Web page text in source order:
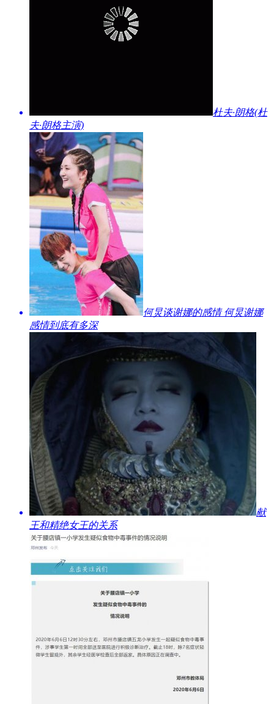
​杜夫·朗格(杜
夫·朗格主演)
​何炅谈谢娜的感情 何炅谢娜
感情到底有多深
​献
王和精绝女王的关系